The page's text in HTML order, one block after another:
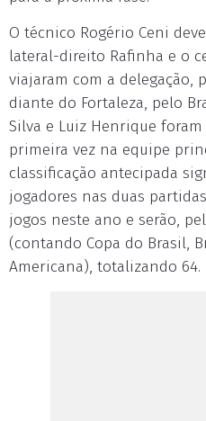
O técnico Rogério Ceni
lateral-direito Rafinha e o
viajaram com a delegação,
diante do Fortaleza, pelo
Silva e Luiz Henrique
primeira vez na equipe
classificação antecipada
jogadores nas duas
jogos neste ano e serão,
(contando Copa do Brasil,
Americana), totalizando 64.